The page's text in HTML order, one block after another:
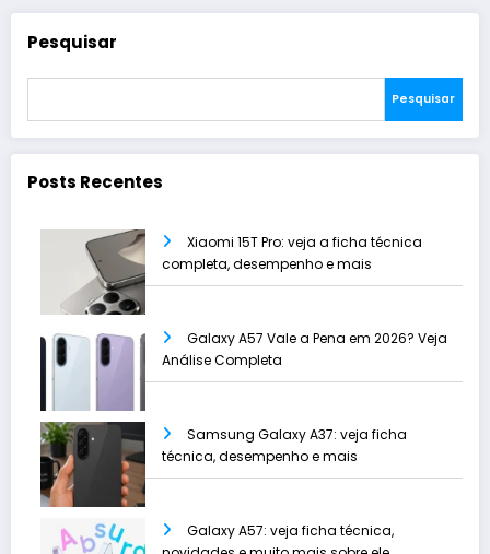
Pesquisar
Pesquisar
Posts Recentes
Xiaomi 15T Pro: veja a ficha técnica
completa, desempenho e mais
Galaxy A57 Vale a Pena em 2026? Veja
Análise Completa
Samsung Galaxy A37: veja ficha
técnica, desempenho e mais
Galaxy A57: veja ficha técnica,